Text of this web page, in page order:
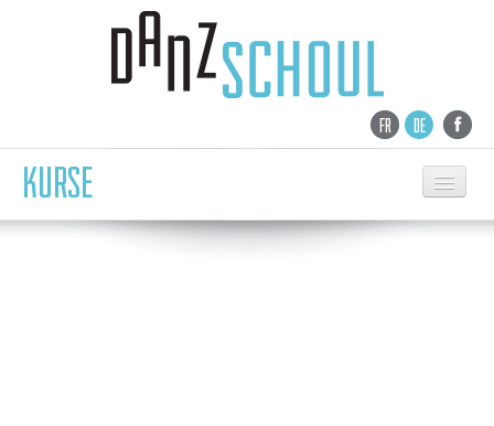
FR DE
KURSE
EMPFANG